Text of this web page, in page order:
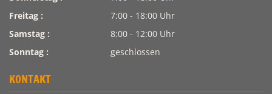
Freitag :
7:00 - 18:00 Uhr
Samstag :
8:00 - 12:00 Uhr
Sonntag :
geschlossen
KONTAKT